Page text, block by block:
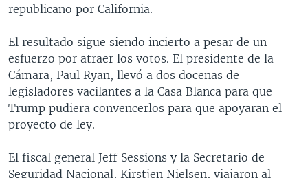
republicano por California.
El resultado sigue siendo incierto a pesar de un
esfuerzo por atraer los votos. El presidente de la
Cámara, Paul Ryan, llevó a dos docenas de
legisladores vacilantes a la Casa Blanca para que
Trump pudiera convencerlos para que apoyaran el
proyecto de ley.
El fiscal general Jeff Sessions y la Secretario de
Seguridad Nacional, Kirstjen Nielsen, viajaron al